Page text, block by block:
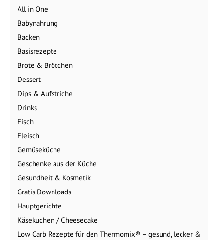
All in One
Babynahrung
Backen
Basisrezepte
Brote & Brötchen
Dessert
Dips & Aufstriche
Drinks
Fisch
Fleisch
Gemüseküche
Geschenke aus der Küche
Gesundheit & Kosmetik
Gratis Downloads
Hauptgerichte
Käsekuchen / Cheesecake
Low Carb Rezepte für den Thermomix® – gesund, lecker &